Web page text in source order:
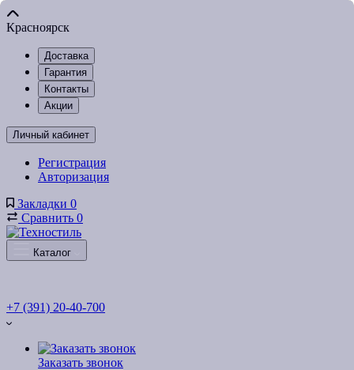
Красноярск
Доставка
Гарантия
Контакты
Акции
Личный кабинет
Регистрация
Авторизация
Закладки 0
Сравнить 0
Каталог
+7 (391) 20-40-700
Заказать звонок